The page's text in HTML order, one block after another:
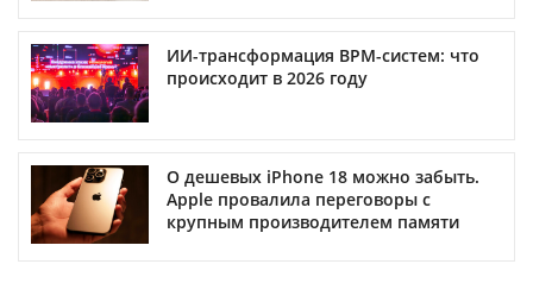
ИИ-трансформация BPM-систем: что
происходит в 2026 году
О дешевых iPhone 18 можно забыть.
Apple провалила переговоры с
крупным производителем памяти